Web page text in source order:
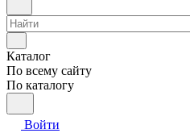
Каталог
По всему сайту
По каталогу
Войти